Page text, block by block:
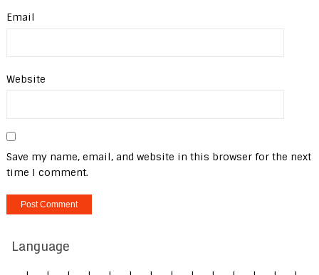
Email
Website
Save my name, email, and website in this browser for the next
time I comment.
Language